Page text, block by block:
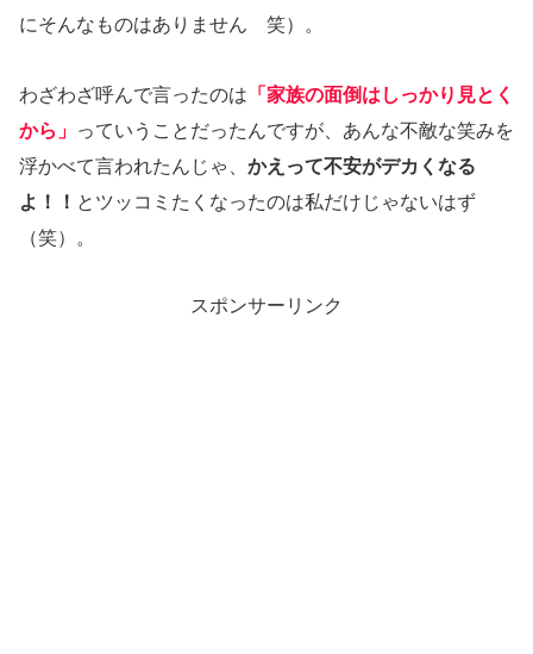
にそんなものはありません 笑）。
わざわざ呼んで言ったのは 「家族の面倒はしっかり見とく
から」 っていうことだったんですが、あんな不敵な笑みを
浮かべて言われたんじゃ、 かえって不安がデカくなる
よ！！ とツッコミたくなったのは私だけじゃないはず
（笑）。
スポンサーリンク